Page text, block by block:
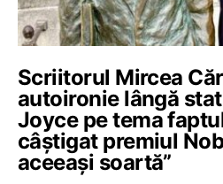
Scriitorul Mircea
autoironie lângă
Joyce pe tema
câștigat premiul
aceeași soartă”